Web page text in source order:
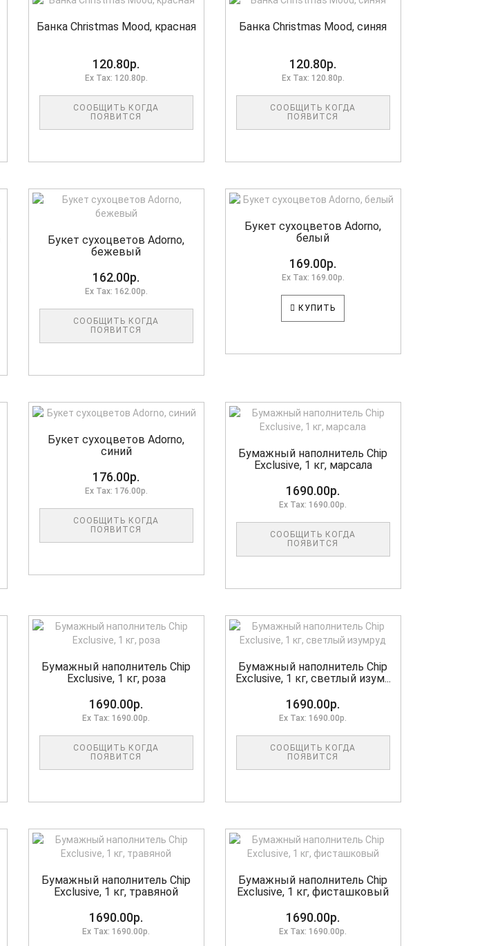
Банка Christmas Mood, красная
120.80р.
Ex Tax: 120.80р.
СООБЩИТЬ КОГДА
ПОЯВИТСЯ
Банка Christmas Mood, синяя
120.80р.
Ex Tax: 120.80р.
СООБЩИТЬ КОГДА
ПОЯВИТСЯ
Букет сухоцветов Adorno,
бежевый
162.00р.
Ex Tax: 162.00р.
СООБЩИТЬ КОГДА
ПОЯВИТСЯ
Букет сухоцветов Adorno,
белый
169.00р.
Ex Tax: 169.00р.
КУПИТЬ
Букет сухоцветов Adorno,
синий
176.00р.
Ex Tax: 176.00р.
СООБЩИТЬ КОГДА
ПОЯВИТСЯ
Бумажный наполнитель Chip
Exclusive, 1 кг, марсала
1690.00р.
Ex Tax: 1690.00р.
СООБЩИТЬ КОГДА
ПОЯВИТСЯ
Бумажный наполнитель Chip
Exclusive, 1 кг, роза
1690.00р.
Ex Tax: 1690.00р.
СООБЩИТЬ КОГДА
ПОЯВИТСЯ
Бумажный наполнитель Chip
Exclusive, 1 кг, светлый изум...
1690.00р.
Ex Tax: 1690.00р.
СООБЩИТЬ КОГДА
ПОЯВИТСЯ
Бумажный наполнитель Chip
Exclusive, 1 кг, травяной
1690.00р.
Ex Tax: 1690.00р.
Бумажный наполнитель Chip
Exclusive, 1 кг, фисташковый
1690.00р.
Ex Tax: 1690.00р.